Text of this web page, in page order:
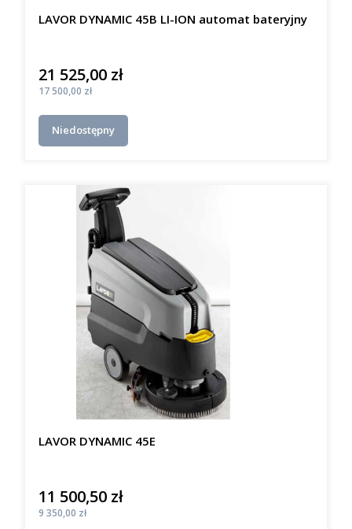
LAVOR DYNAMIC 45B LI-ION automat bateryjny
Cena
21 525,00 zł
Cena
17 500,00 zł
Niedostępny
LAVOR DYNAMIC 45E
Cena
11 500,50 zł
Cena
9 350,00 zł